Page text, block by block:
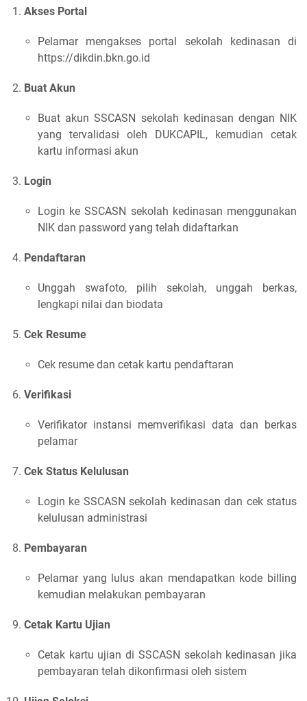
Akses Portal
Pelamar mengakses portal sekolah kedinasan di
https://dikdin.bkn.go.id
Buat Akun
Buat akun SSCASN sekolah kedinasan dengan NIK
yang tervalidasi oleh DUKCAPIL, kemudian cetak
kartu informasi akun
Login
Login ke SSCASN sekolah kedinasan menggunakan
NIK dan password yang telah didaftarkan
Pendaftaran
Unggah swafoto, pilih sekolah, unggah berkas,
lengkapi nilai dan biodata
Cek Resume
Cek resume dan cetak kartu pendaftaran
Verifikasi
Verifikator instansi memverifikasi data dan berkas
pelamar
Cek Status Kelulusan
Login ke SSCASN sekolah kedinasan dan cek status
kelulusan administrasi
Pembayaran
Pelamar yang lulus akan mendapatkan kode billing
kemudian melakukan pembayaran
Cetak Kartu Ujian
Cetak kartu ujian di SSCASN sekolah kedinasan jika
pembayaran telah dikonfirmasi oleh sistem